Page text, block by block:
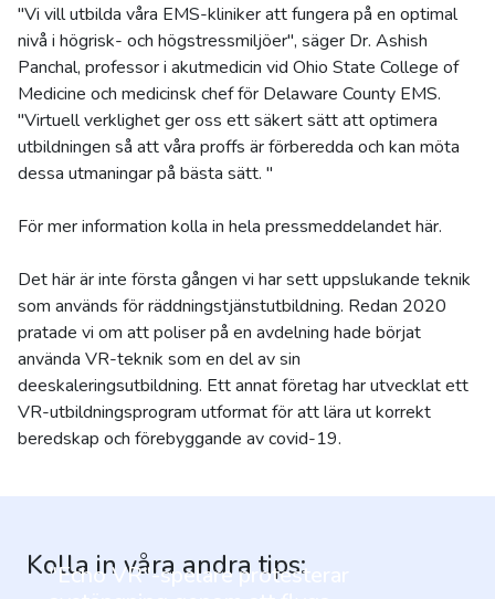
"Vi vill utbilda våra EMS-kliniker att fungera på en optimal
nivå i högrisk- och högstressmiljöer", säger Dr. Ashish
Panchal, professor i akutmedicin vid Ohio State College of
Medicine och medicinsk chef för Delaware County EMS.
"Virtuell verklighet ger oss ett säkert sätt att optimera
utbildningen så att våra proffs är förberedda och kan möta
dessa utmaningar på bästa sätt. "
För mer information kolla in hela pressmeddelandet här.
Det här är inte första gången vi har sett uppslukande teknik
som används för räddningstjänstutbildning. Redan 2020
pratade vi om att poliser på en avdelning hade börjat
använda VR-teknik som en del av sin
deeskaleringsutbildning. Ett annat företag har utvecklat ett
VR-utbildningsprogram utformat för att lära ut korrekt
beredskap och förebyggande av covid-19.
Kolla in våra andra tips:
"Echo VR"-spelare protesterar